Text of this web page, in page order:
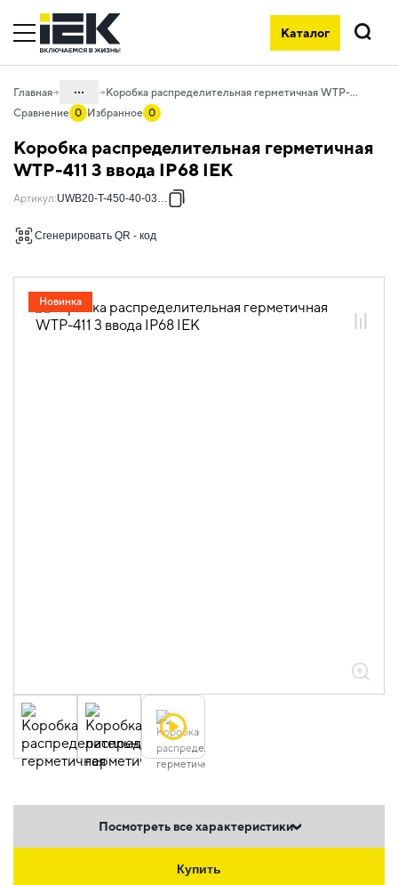
Каталог
Поиск
Главная ...
08. Изделия электромонтажные и
инструменты
08.01 Наконечники, гильзы,
герметичные
Коробка распределительная герметичная WTP-411 3 ввода IP68 IEK
Сравнение 0 Избранное 0
Коробка распределительная герметичная
WTP-411 3 ввода IP68 IEK
Новинка
Артикул:UWB20-T-450-40-03-68
Сгенерировать QR - код
Посмотреть все характеристики
Купить